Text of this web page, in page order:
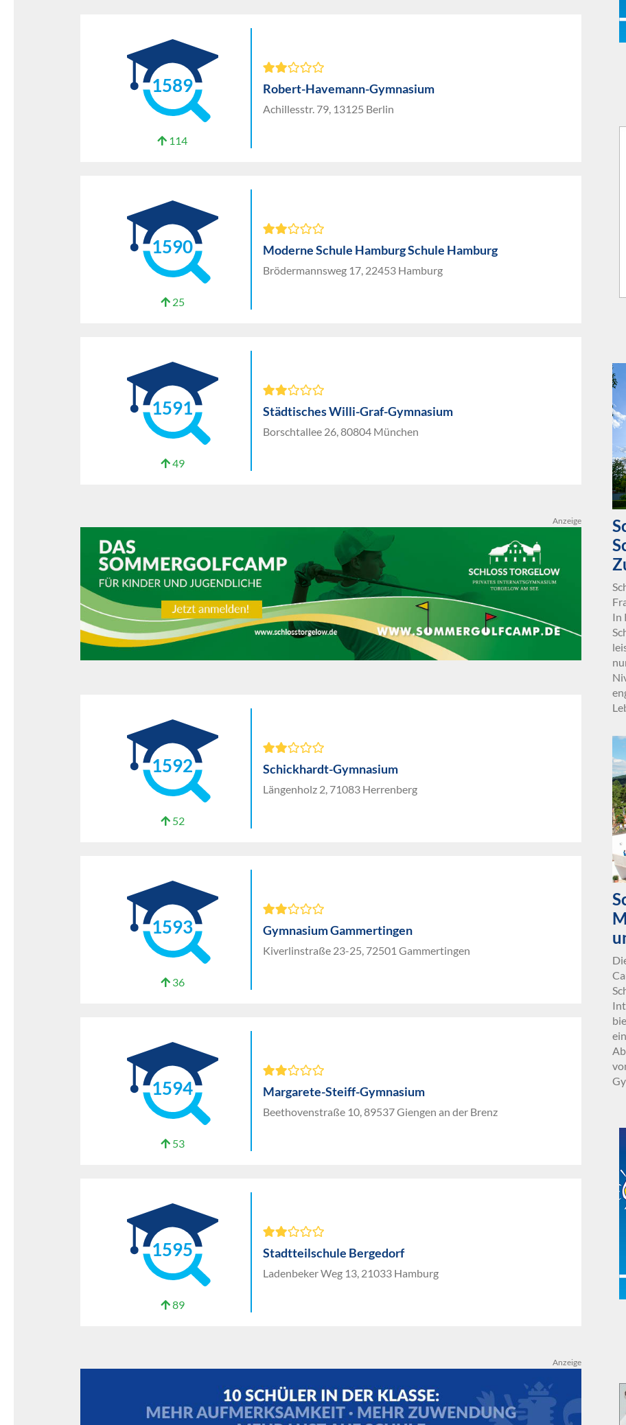
1589
114
Robert-Havemann-Gymnasium
Achillesstr. 79, 13125 Berlin
1590
25
Moderne Schule Hamburg Schule Hamburg
Brödermannsweg 17, 22453 Hamburg
1591
49
Städtisches Willi-Graf-Gymnasium
Borschtallee 26, 80804 München
Anzeige
1592
52
Schickhardt-Gymnasium
Längenholz 2, 71083 Herrenberg
1593
36
Gymnasium Gammertingen
Kiverlinstraße 23-25, 72501 Gammertingen
1594
53
Margarete-Steiff-Gymnasium
Beethovenstraße 10, 89537 Giengen an der Brenz
1595
89
Stadtteilschule Bergedorf
Ladenbeker Weg 13, 21033 Hamburg
Anzeige
In